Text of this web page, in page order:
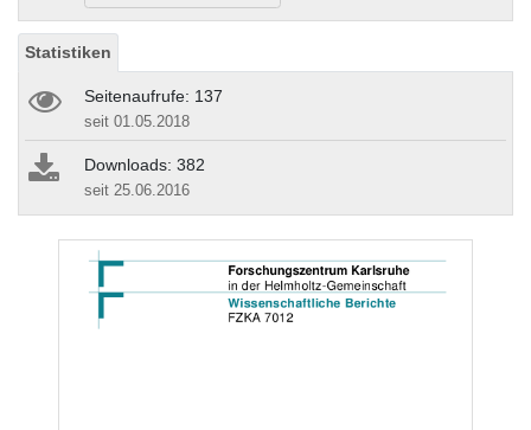
Statistiken
Seitenaufrufe: 137
seit 01.05.2018
Downloads: 382
seit 25.06.2016